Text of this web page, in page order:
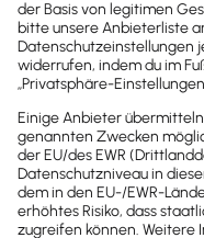
jedoch nicht gekürzt
Europäischem
Info
Teilanspruch für
Mitarbeiter